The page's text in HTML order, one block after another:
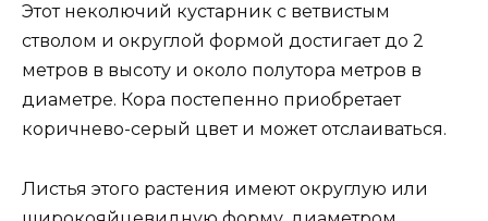
Этот неколючий кустарник с ветвистым
стволом и округлой формой достигает до 2
метров в высоту и около полутора метров в
диаметре. Кора постепенно приобретает
коричнево-серый цвет и может отслаиваться.
Листья этого растения имеют округлую или